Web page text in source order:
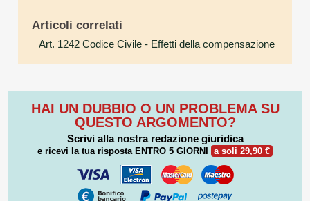
Articoli correlati
Art. 1242 Codice Civile - Effetti della compensazione
HAI UN DUBBIO O UN PROBLEMA SU
QUESTO ARGOMENTO?
Scrivi alla nostra redazione giuridica
e ricevi la tua risposta ENTRO 5 GIORNI a soli 29,90 €